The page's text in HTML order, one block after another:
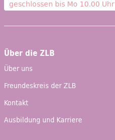
geschlossen bis Mo 10.00 Uhr
Über die ZLB
Über uns
Freundeskreis der ZLB
Kontakt
Ausbildung und Karriere